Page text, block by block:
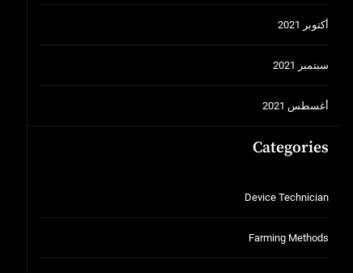
أكتوبر 2021
سبتمبر 2021
أغسطس 2021
Categories
Device Technician
Farming Methods